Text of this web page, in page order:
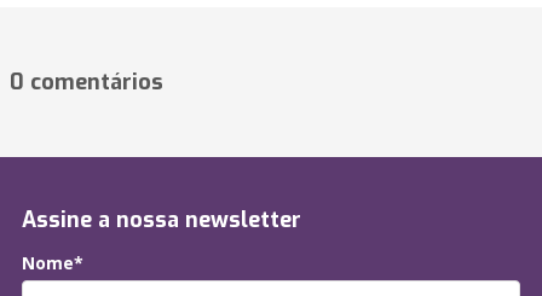
0 comentários
Assine a nossa newsletter
Nome*